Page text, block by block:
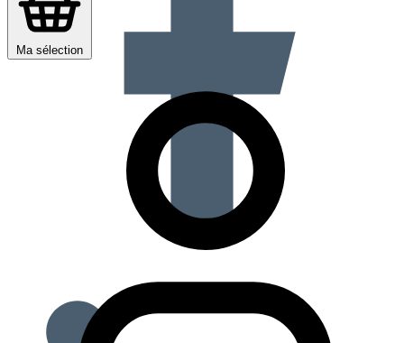
Ma sélection